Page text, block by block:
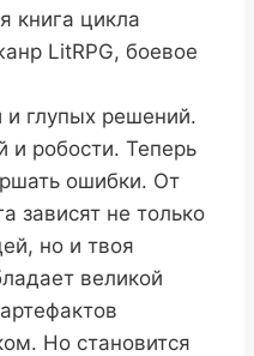
книга цикла
LitRPG, боевое
глупых решений.
робости. Теперь
ошибки. От
зависят не только
но и твоя
великой
Но становится